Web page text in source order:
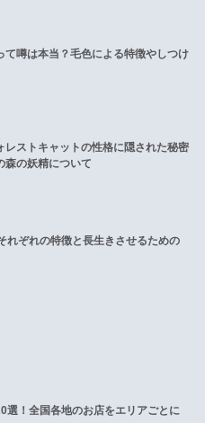
て噂は本当？毛色による特徴やしつけ
レストキャットの性格に隠された秘密
森の妖精について
れぞれの特徴と長生きさせるための
選！全国各地のお店をエリアごとに